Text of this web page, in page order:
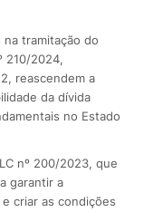
tramitação do
210/2024,
reascendem a
da dívida
no Estado
nº 200/2023, que
garantir a
criar as condições